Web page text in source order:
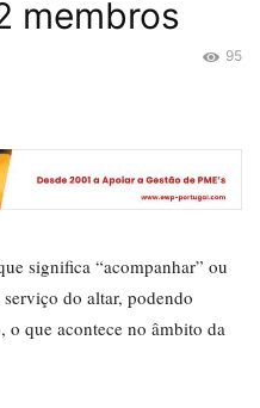
membros
95
significa “acompanhar” ou
do altar, podendo
o que acontece no âmbito da